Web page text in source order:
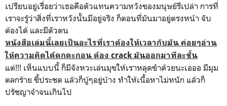
เปรียบอยู่เรื่อยว่าเธอคือตัวแทนความหวังของมนุษย์รึเปล่า การที่
เราจะรู้ว่าสิ่งที่เราหวังนั้นมีอยู่จริง ก็ตอนที่มันมาอยู่ตรงหน้า จับ
ต้องได้ และมีตัวตน
หนังสือเล่มนี้เลยเป็นอะไรที่เราต้องให้เวลากับมัน ค่อยๆอ่าน
ให้ความคิดได้ตกตะกอน ต้อง crack มันออกมาทีละชั้น
แต่!!! เห็นแบบนี้ ก็มีจังหวะเล่นมุขให้เราหลุดขำด้วยนะเอออ มีมุม
ตลกร้าย ขี้ประชด แล้วก็บู้ๆอยู่บ้าง ทำให้เนื้อหาไม่หนัก แล้วก็
ปรัชญาจ๋าจนเกินไป